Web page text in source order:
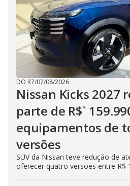
DO R7/07/08/2026
Nissan Kicks 2027
parte de R$`
equipamentos de
versões
SUV da Nissan teve redução de
oferecer quatro versões entre R$